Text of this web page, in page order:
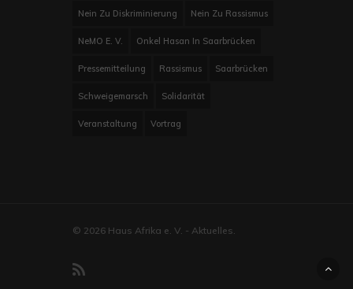
Nein Zu Diskriminierung Nein Zu Rassismus
NeMO E. V. Onkel Hasan In Saarbrücken
Pressemitteilung Rassismus Saarbrücken
Schweigemarsch Solidarität
Veranstaltung Vortrag
© 2026 Haus Afrika e. V. - Aktuelles.